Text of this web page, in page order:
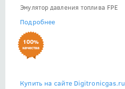
Эмулятор давления топлива FPE
Подробнее
Купить на сайте Digitronicgas.ru